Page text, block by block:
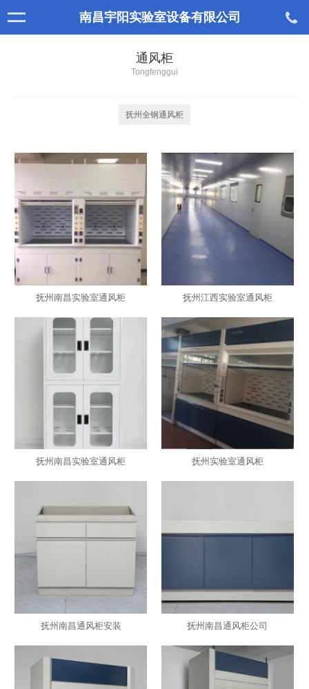
南昌宇阳实验室设备有限公司
通风柜
Tongfenggui
抚州全钢通风柜
抚州南昌实验室通风柜 抚州江西实验室通风柜
抚州南昌实验室通风柜 抚州实验室通风柜
抚州南昌通风柜安装 抚州南昌通风柜公司